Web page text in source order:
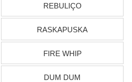
REBULIÇO
RASKAPUSKA
FIRE WHIP
DUM DUM